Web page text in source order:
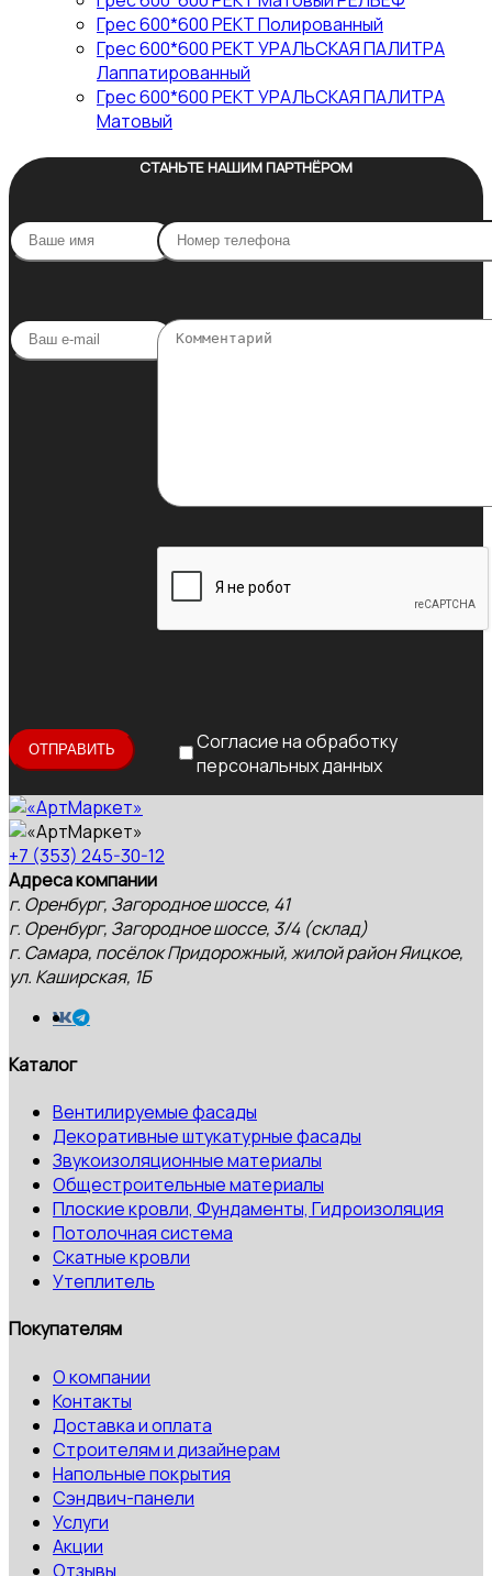
Грес 600*600 РЕКТ Полированный
Грес 600*600 РЕКТ УРАЛЬСКАЯ ПАЛИТРА
Лаппатированный
Грес 600*600 РЕКТ УРАЛЬСКАЯ ПАЛИТРА
Матовый
СТАНЬТЕ НАШИМ ПАРТНЁРОМ
Согласие на обработку
персональных данных
+7 (353) 245-30-12
Адреса компании
г. Оренбург, Загородное шоссе, 41
г. Оренбург, Загородное шоссе, 3/4 (склад)
г. Самара, посёлок Придорожный, жилой район Яицкое,
ул. Каширская, 1Б
Каталог
Вентилируемые фасады
Декоративные штукатурные фасады
Звукоизоляционные материалы
Общестроительные материалы
Плоские кровли, Фундаменты, Гидроизоляция
Потолочная система
Скатные кровли
Утеплитель
Покупателям
О компании
Контакты
Доставка и оплата
Строителям и дизайнерам
Напольные покрытия
Сэндвич-панели
Услуги
Акции
Отзывы